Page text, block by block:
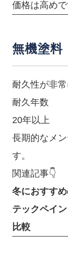
価格は高めで
無機塗料
耐久性が非常
耐久年数
20年以上
長期的なメ
す。
関連記事👇
冬におすす
テックペイ
比較